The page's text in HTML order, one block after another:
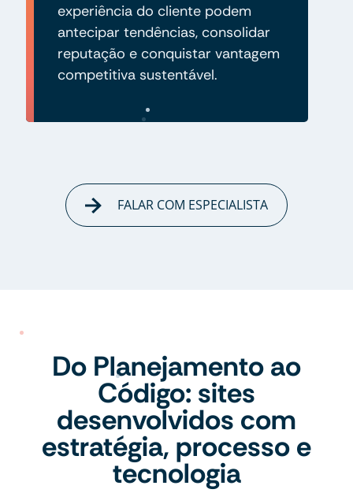
experiência do cliente podem
antecipar tendências, consolidar
reputação e conquistar vantagem
competitiva sustentável.
FALAR COM ESPECIALISTA
Do Planejamento ao
Código: sites
desenvolvidos com
estratégia, processo e
tecnologia